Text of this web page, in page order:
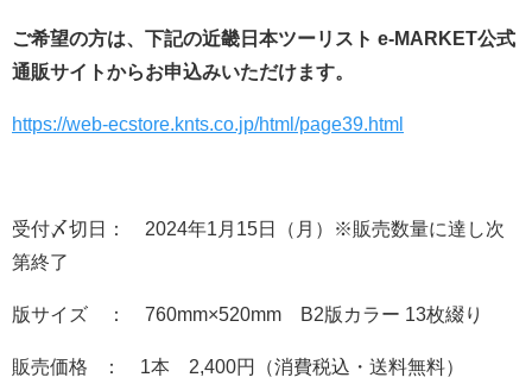
ご希望の方は、下記の近畿日本ツーリスト e-MARKET公式
通販サイトからお申込みいただけます。
https://web-ecstore.knts.co.jp/html/page39.html
受付〆切日： 2024年1月15日（月）※販売数量に達し次
第終了
版サイズ ： 760mm×520mm B2版カラー 13枚綴り
販売価格 ： 1本 2,400円（消費税込・送料無料）